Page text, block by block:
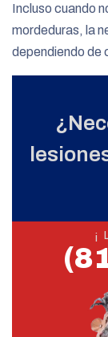
Incluso cuando
mordeduras, la
dependiendo de